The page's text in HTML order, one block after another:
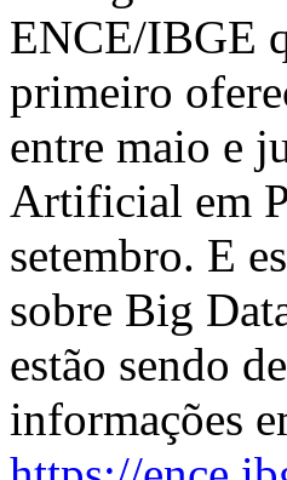
ENCE/IBGE
primeiro
entre maio e
Artificial em
setembro. E
sobre Big
estão sendo
informações